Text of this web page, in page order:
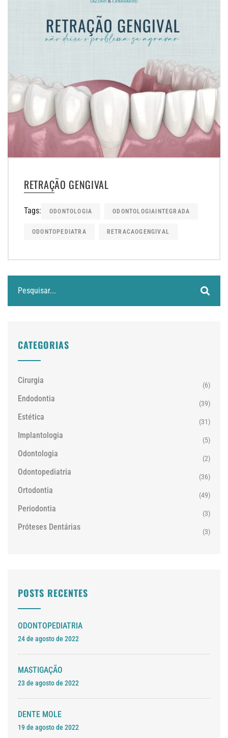
RETRAÇÃO GENGIVAL
Tags: ODONTOLOGIA ODONTOLOGIAINTEGRADA
ODONTOPEDIATRA RETRACAOGENGIVAL
CATEGORIAS
Cirurgia (6)
Endodontia (39)
Estética (31)
Implantologia (5)
Odontologia (2)
Odontopediatria (36)
Ortodontia (49)
Periodontia (3)
Próteses Dentárias (3)
POSTS RECENTES
ODONTOPEDIATRIA
24 de agosto de 2022
MASTIGAÇÃO
23 de agosto de 2022
DENTE MOLE
19 de agosto de 2022